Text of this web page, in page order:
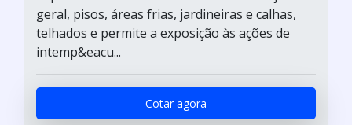
geral, pisos, áreas frias, jardineiras e calhas,
telhados e permite a exposição às ações de
intemp&eacu...
Cotar agora